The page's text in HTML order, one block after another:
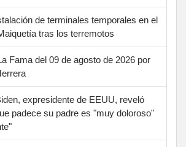
de terminales temporales en el
tras los terremotos
Fama del 09 de agosto de 2026 por
expresidente de EEUU, reveló
padece su padre es "muy doloroso"